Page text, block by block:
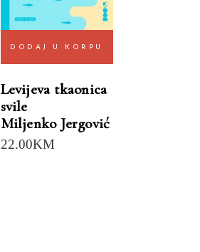
DODAJ U KORPU
Levijeva tkaonica
svile
Miljenko Jergović
22.00KM